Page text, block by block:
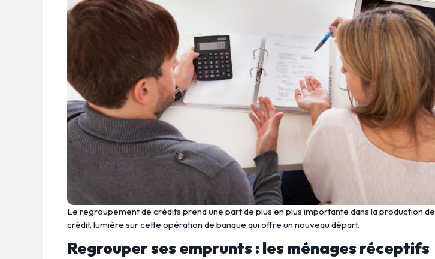
Le regroupement de crédits prend une part de plus en plus importante dans la production de
crédit, lumière sur cette opération de banque qui offre un nouveau départ.
Regrouper ses emprunts : les ménages réceptifs